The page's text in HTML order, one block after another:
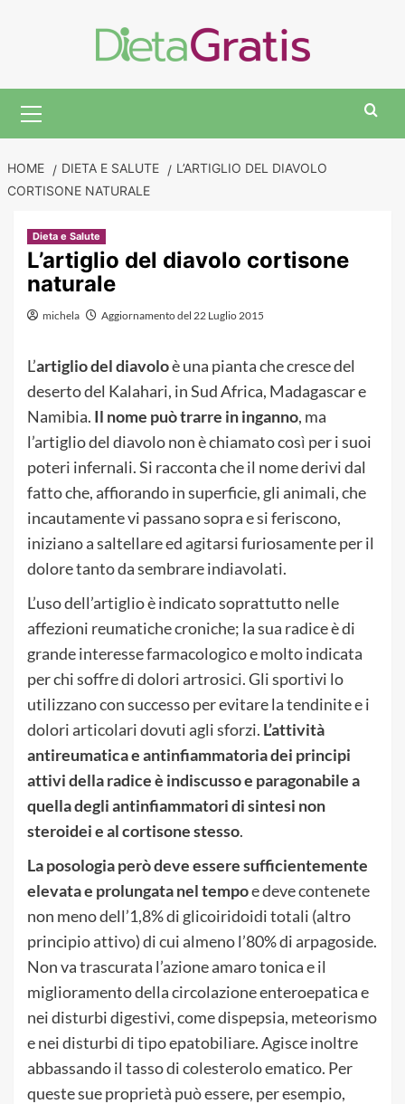
Menu
HOME DIETA E SALUTE
L’ARTIGLIO DEL DIAVOLO
CORTISONE NATURALE
Dieta e Salute
L’artiglio del diavolo cortisone
naturale
michela Aggiornamento del 22 Luglio 2015
L’artiglio del diavoloè una pianta che cresce del
deserto del Kalahari, in Sud Africa, Madagascar e
Namibia. Il nome può trarre in inganno, ma
l’artiglio del diavolo non è chiamato così per i suoi
poteri infernali. Si racconta che il nome derivi dal
fatto che, affiorando in superficie, gli animali, che
incautamente vi passano sopra e si feriscono,
iniziano a saltellare ed agitarsi furiosamente per il
dolore tanto da sembrare indiavolati.
L’uso dell’artiglio è indicato soprattutto nelle
affezioni reumatiche croniche; la sua radice è di
grande interesse farmacologico e molto indicata
per chi soffre di dolori artrosici. Gli sportivi lo
utilizzano con successo per evitare la tendinite e i
dolori articolari dovuti agli sforzi. L’attività
antireumatica e antinfiammatoria dei principi
attivi della radice è indiscusso e paragonabile a
quella degli antinfiammatori di sintesi non
steroidei e al cortisone stesso.
La posologia però deve essere sufficientemente
elevata e prolungata nel tempoe deve contenete
non meno dell’1,8% di glicoiridoidi totali (altro
principio attivo) di cui almeno l’80% di arpagoside.
Non va trascurata l’azione amaro tonica e il
miglioramento della circolazione enteroepatica e
nei disturbi digestivi, come dispepsia, meteorismo
e nei disturbi di tipo epatobiliare. Agisce inoltre
abbassando il tasso di colesterolo ematico. Per
queste sue proprietà può essere, per esempio,